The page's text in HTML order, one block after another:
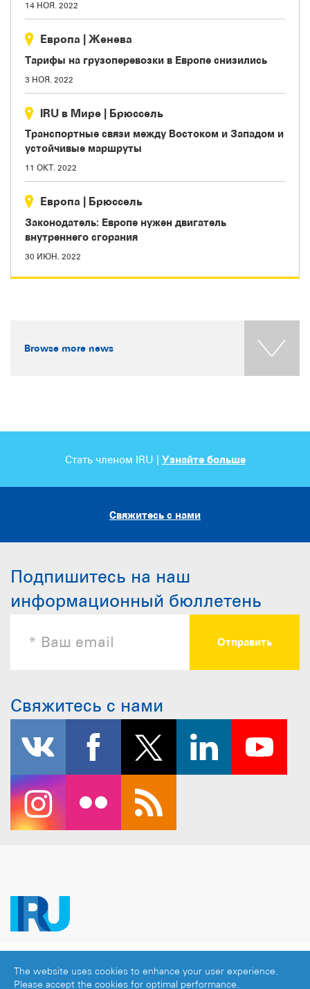
14 НОЯ. 2022
Европа | Женева
Тарифы на грузоперевозки в Европе снизились
3 НОЯ. 2022
IRU в Мире | Брюссель
Транспортные связи между Востоком и Западом и
устойчивые маршруты
11 ОКТ. 2022
Европа | Брюссель
Законодатель: Европе нужен двигатель
внутреннего сгорания
30 ИЮН. 2022
Browse more news
Стать членом IRU | Узнайте больше
Свяжитесь с нами
Подпишитесь на наш
информационный бюллетень
Свяжитесь с нами
Официальное уведомление
|Политика
The website uses cookies to enhance your user experience.
Please accept the cookies for optimal performance.